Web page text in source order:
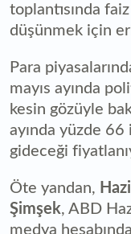
toplantısında
düşünmek için
Para
mayıs ayında
kesin gözüyle
ayında yüzde
gideceği
Öte yandan,
Şimşek, ABD
medya